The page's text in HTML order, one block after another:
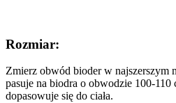
Rozmiar:
Zmierz obwód bioder w najszerszym
pasuje na biodra o obwodzie 100-110
dopasowuje się do ciała.